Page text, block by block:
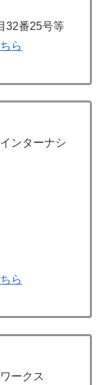
32番25号等
ら
ンターナシ
ら
ークス